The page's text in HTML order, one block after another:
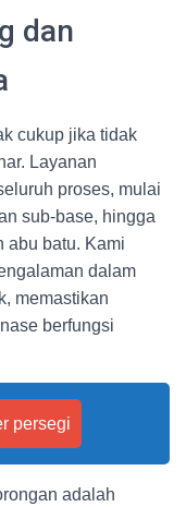
dan
cukup jika tidak
Layanan
proses, mulai
sub-base, hingga
abu batu. Kami
dalam
memastikan
berfungsi
persegi
adalah